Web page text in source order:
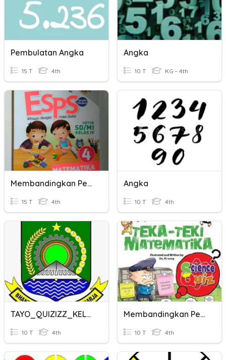
Pembulatan Angka
15 T 4th
Angka
10 T KG - 4th
Membandingkan Pecahan
15 T 4th
Angka
10 T 4th
TAYO_QUIZIZZ_KELAS 4 MEMBANDINGKAN PECAHAN
10 T 4th
Membandingkan Pecahan
10 T 4th